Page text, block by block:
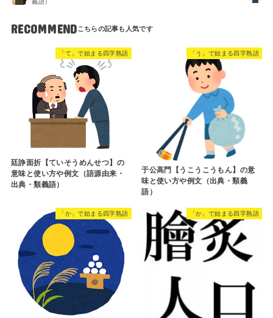
義語）
RECOMMEND
「て」で始まる四字熟語
廷諍面折【ていそうめんせつ】の
意味と使い方や例文（語源由来・
出典・類義語）
「う」で始まる四字熟語
于公高門【うこうこうもん】の意
味と使い方や例文（出典・類義
語）
「か」で始まる四字熟語 「か」で始まる四字熟語